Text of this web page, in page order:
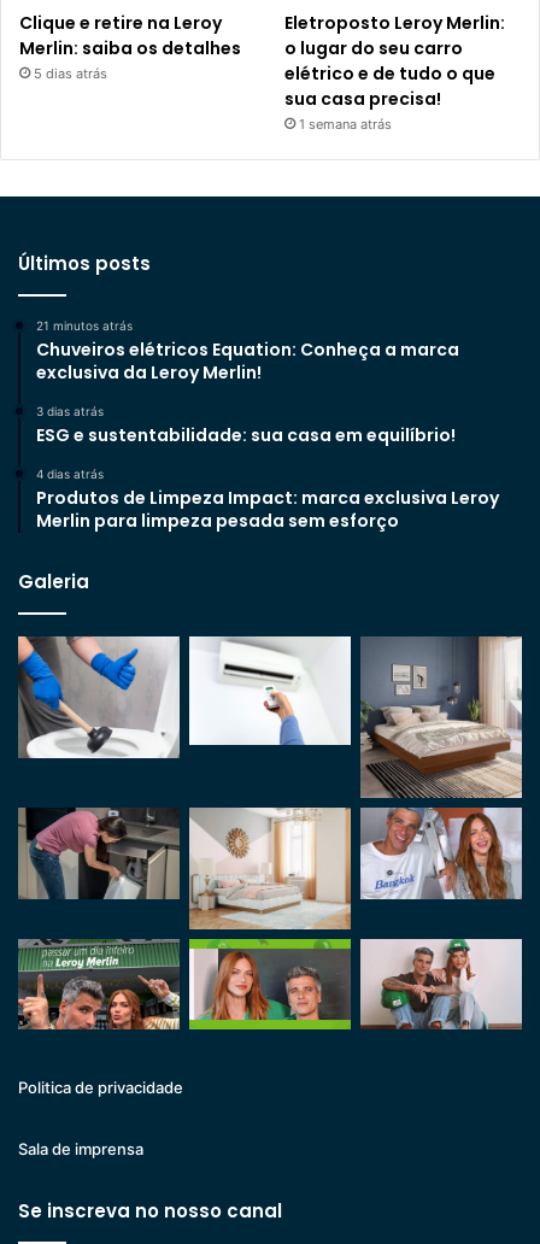
Clique e retire na Leroy
Merlin: saiba os detalhes
5 dias atrás
Eletroposto Leroy Merlin:
o lugar do seu carro
elétrico e de tudo o que
sua casa precisa!
1 semana atrás
Últimos posts
21 minutos atrás
Chuveiros elétricos Equation: Conheça a marca
exclusiva da Leroy Merlin!
3 dias atrás
ESG e sustentabilidade: sua casa em equilíbrio!
4 dias atrás
Produtos de Limpeza Impact: marca exclusiva Leroy
Merlin para limpeza pesada sem esforço
Galeria
Politica de privacidade
Sala de imprensa
Se inscreva no nosso canal